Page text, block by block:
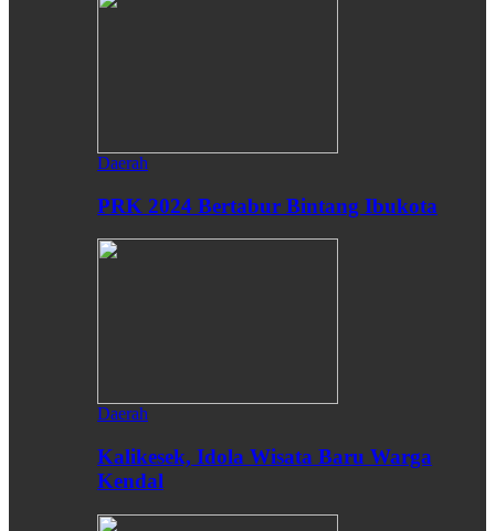
Daerah
PRK 2024 Bertabur Bintang Ibukota
Daerah
Kalikesek, Idola Wisata Baru Warga
Kendal